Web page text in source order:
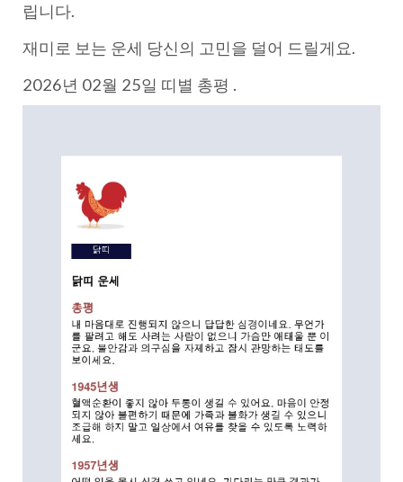
립니다.
재미로 보는 운세 당신의 고민을 덜어 드릴게요.
2026년 02월 25일 띠별 총평 .